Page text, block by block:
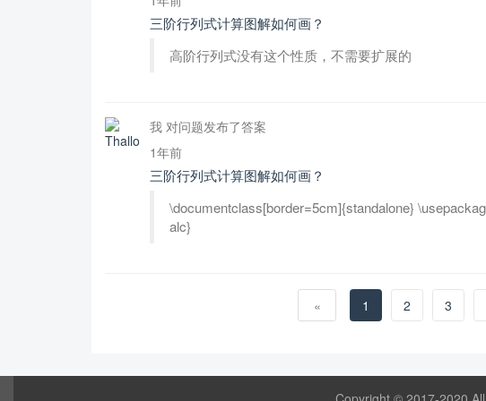
三阶行列式计算图解如何画？
高阶行列式没有这个性质，不需要扩展的
我 对问题发布了答案
1年前
三阶行列式计算图解如何画？
\documentclass[border=5cm]{standalone}
alc}
« 1 2 3